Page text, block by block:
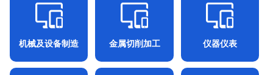
机械及设备制造 金属切削加工 仪器仪表